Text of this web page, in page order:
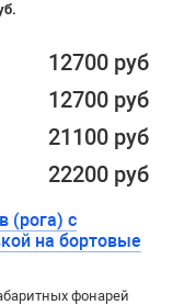
12700 руб
12700 руб
21100 руб
22200 руб
(рога) с
на бортовые
фонарей